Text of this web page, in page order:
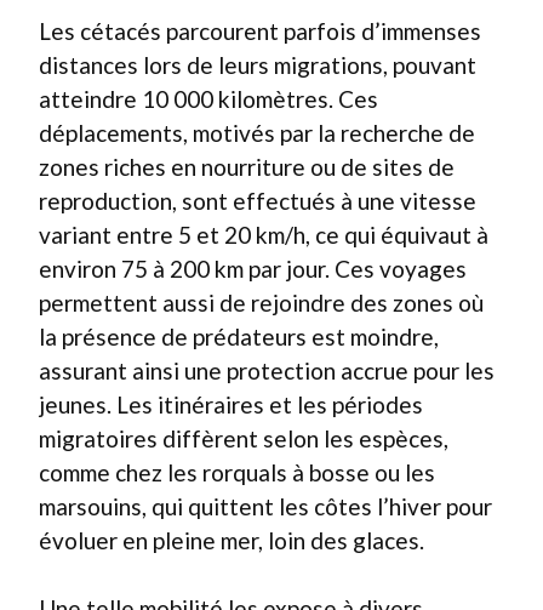
Les cétacés parcourent parfois d’immenses
distances lors de leurs migrations, pouvant
atteindre 10 000 kilomètres. Ces
déplacements, motivés par la recherche de
zones riches en nourriture ou de sites de
reproduction, sont effectués à une vitesse
variant entre 5 et 20 km/h, ce qui équivaut à
environ 75 à 200 km par jour. Ces voyages
permettent aussi de rejoindre des zones où
la présence de prédateurs est moindre,
assurant ainsi une protection accrue pour les
jeunes. Les itinéraires et les périodes
migratoires diffèrent selon les espèces,
comme chez les rorquals à bosse ou les
marsouins, qui quittent les côtes l’hiver pour
évoluer en pleine mer, loin des glaces.